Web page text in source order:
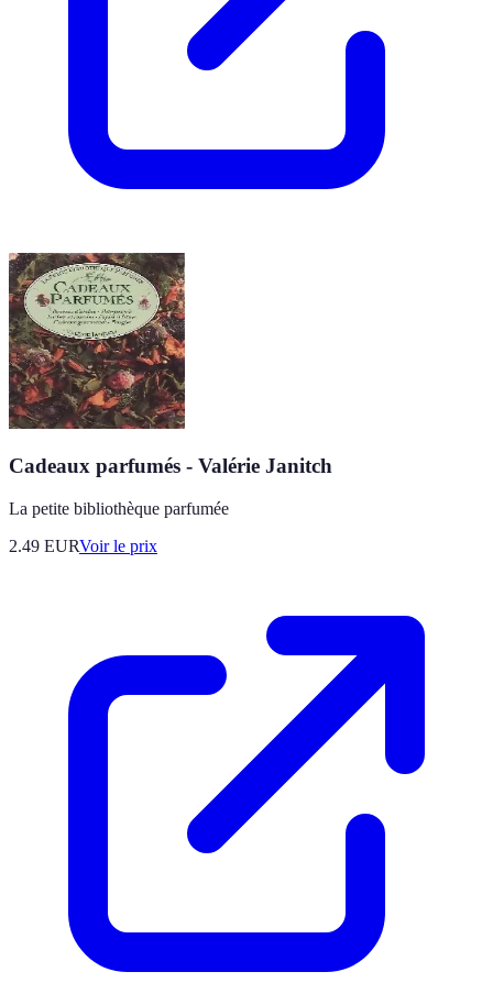
Cadeaux parfumés - Valérie Janitch
La petite bibliothèque parfumée
2.49 EURVoir le prix